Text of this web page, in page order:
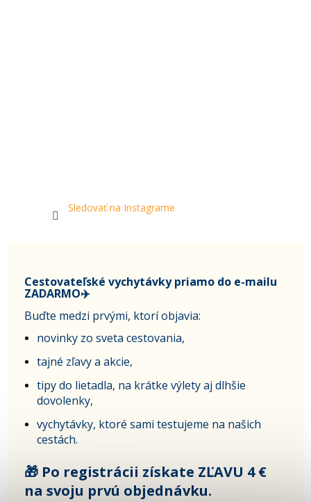
Sledovať na Instagrame
Cestovateľské vychytávky priamo do e-mailu
ZADARMO✈️
Buďte medzi prvými, ktorí objavia:
novinky zo sveta cestovania,
tajné zľavy a akcie,
tipy do lietadla, na krátke výlety aj dlhšie
dovolenky,
vychytávky, ktoré sami testujeme na našich
cestách.
🎁 Po registrácii získate ZĽAVU 4 €
na svoju prvú objednávku.